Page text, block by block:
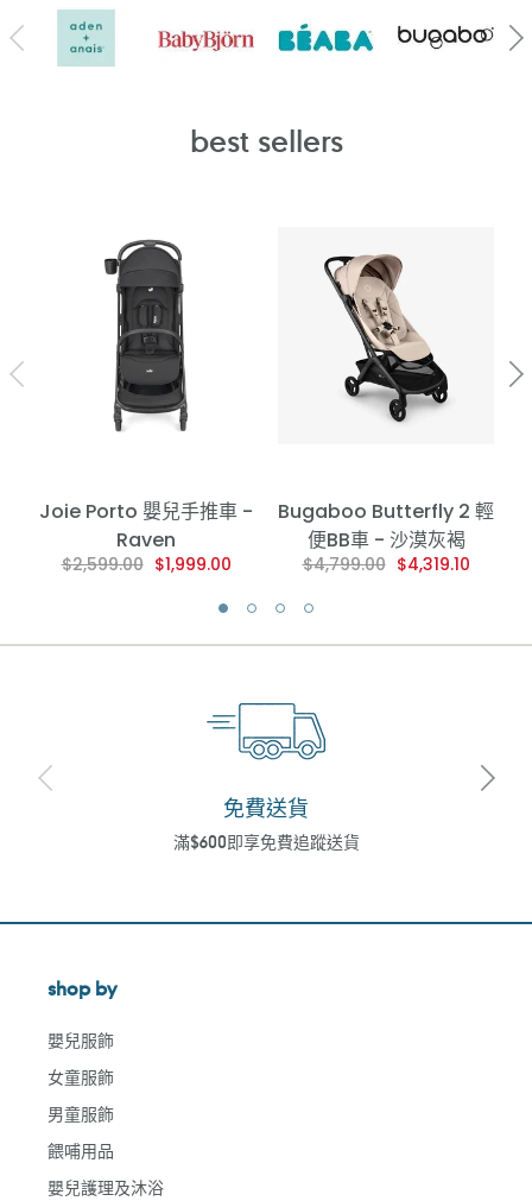
best sellers
Joie Porto 嬰兒手推車 -
Raven
$2,599.00 $1,999.00
Bugaboo Butterfly 2 輕
便BB車 - 沙漠灰褐
$4,799.00 $4,319.10
免費送貨
滿$600即享免費追蹤送貨
shop by
嬰兒服飾
女童服飾
男童服飾
餵哺用品
嬰兒護理及沐浴